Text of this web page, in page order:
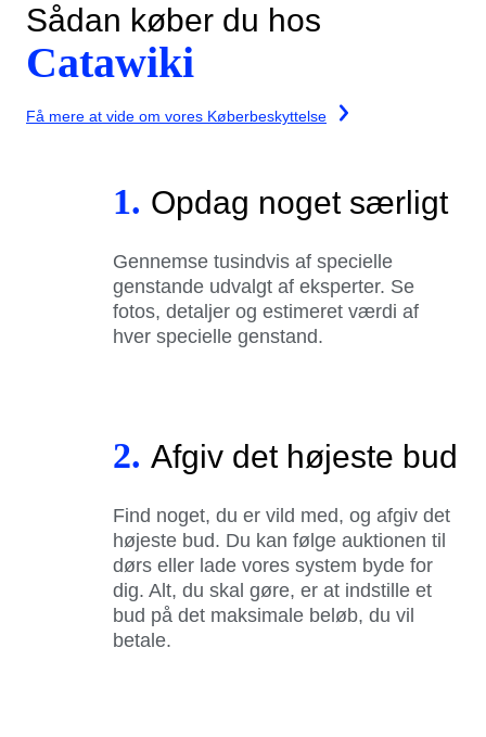
Sådan køber du hos
Catawiki
Få mere at vide om vores Køberbeskyttelse
1. Opdag noget særligt
Gennemse tusindvis af specielle
genstande udvalgt af eksperter. Se
fotos, detaljer og estimeret værdi af
hver specielle genstand.
2. Afgiv det højeste bud
Find noget, du er vild med, og afgiv det
højeste bud. Du kan følge auktionen til
dørs eller lade vores system byde for
dig. Alt, du skal gøre, er at indstille et
bud på det maksimale beløb, du vil
betale.